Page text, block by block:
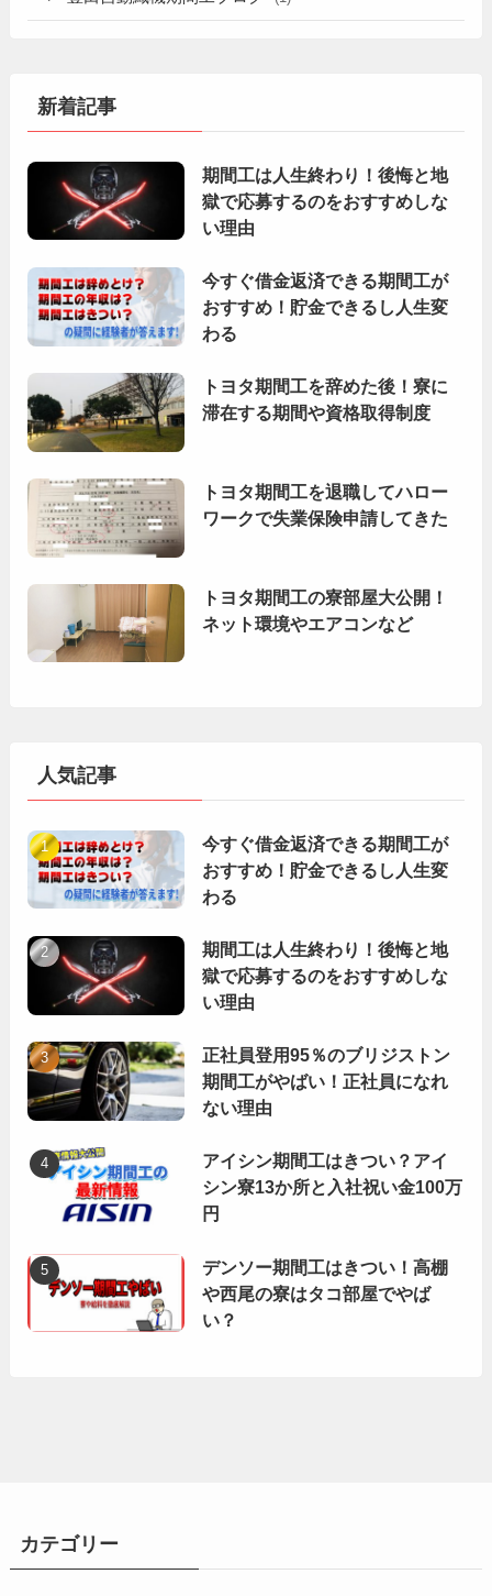
新着記事
期間工は人生終わり！後悔と地
獄で応募するのをおすすめしな
い理由
今すぐ借金返済できる期間工が
おすすめ！貯金できるし人生変
わる
トヨタ期間工を辞めた後！寮に
滞在する期間や資格取得制度
トヨタ期間工を退職してハロー
ワークで失業保険申請してきた
トヨタ期間工の寮部屋大公開！
ネット環境やエアコンなど
人気記事
今すぐ借金返済できる期間工が
おすすめ！貯金できるし人生変
わる
期間工は人生終わり！後悔と地
獄で応募するのをおすすめしな
い理由
正社員登用95％のブリジストン
期間工がやばい！正社員になれ
ない理由
アイシン期間工はきつい？アイ
シン寮13か所と入社祝い金100万
円
デンソー期間工はきつい！高棚
や西尾の寮はタコ部屋でやば
い？
カテゴリー